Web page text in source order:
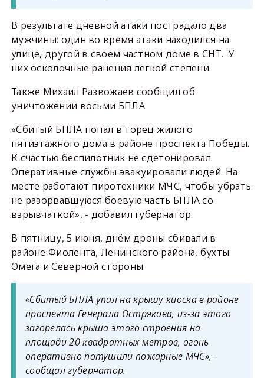
В результате дневной атаки пострадало два
мужчины: один во время атаки находился на
улице, другой в своем частном доме в СНТ. У
них осколочные ранения легкой степени.
Также Михаил Развожаев сообщил об
уничтожении восьми БПЛА.
«Сбитый БПЛА попал в торец жилого
пятиэтажного дома в районе проспекта Победы.
К счастью беспилотник не сдетонировал.
Оперативные службы эвакуировали людей. На
месте работают пиротехники МЧС, чтобы убрать
не разорвавшуюся боевую часть БПЛА со
взрывчаткой», - добавил губернатор.
В пятницу, 5 июня, днём дроны сбивали в
районе Фиолента, Ленинского района, бухты
Омега и Северной стороны.
«Сбитый БПЛА упал на крышу киоска в районе
проспекта Генерала Острякова, из-за этого
загорелась крыша этого строения на
площади 20 квадратных метров, огонь
оперативно потушили пожарные МЧС», -
сообщал губернатор.